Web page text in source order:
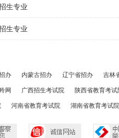
生专业
生专业
办 内蒙古招办 辽宁省招办 吉林
网 广西招生考试院 陕西省教育考试
河南省教育考试院 湖南省教育考试院